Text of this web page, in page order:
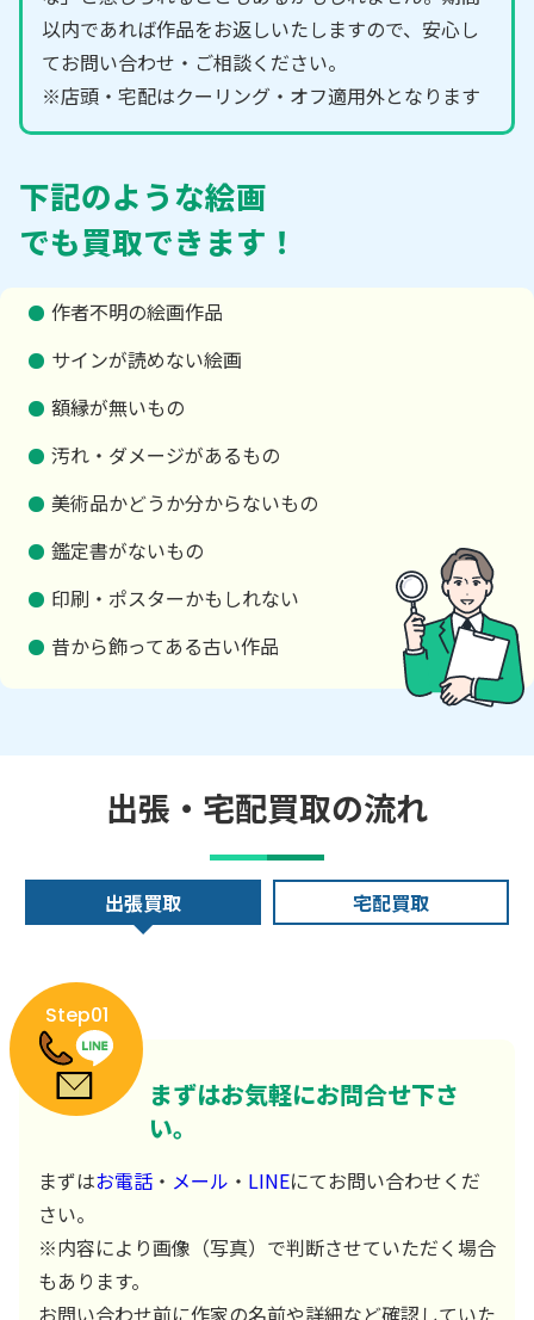
以内であれば作品をお返しいたしますので、安心し
てお問い合わせ・ご相談ください。
※店頭・宅配はクーリング・オフ適用外となります
下記のような絵画
でも買取できます！
作者不明の絵画作品
サインが読めない絵画
額縁が無いもの
汚れ・ダメージがあるもの
美術品かどうか分からないもの
鑑定書がないもの
印刷・ポスターかもしれない
昔から飾ってある古い作品
出張・宅配買取の流れ
出張買取 宅配買取
Step01
まずはお気軽にお問合せ下さ
い。
まずはお電話 ・ メール ・ LINEにてお問い合わせくだ
さい。
※内容により画像（写真）で判断させていただく場合
もあります。
お問い合わせ前に作家の名前や詳細など確認していた